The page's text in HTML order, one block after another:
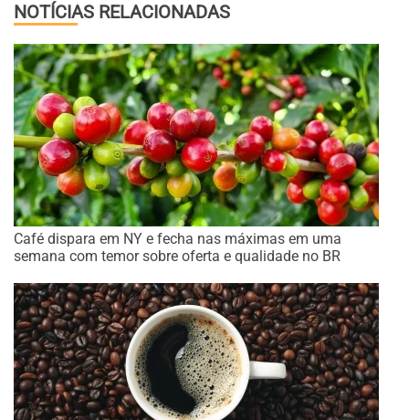
NOTÍCIAS RELACIONADAS
Café dispara em NY e fecha nas máximas em uma
semana com temor sobre oferta e qualidade no BR